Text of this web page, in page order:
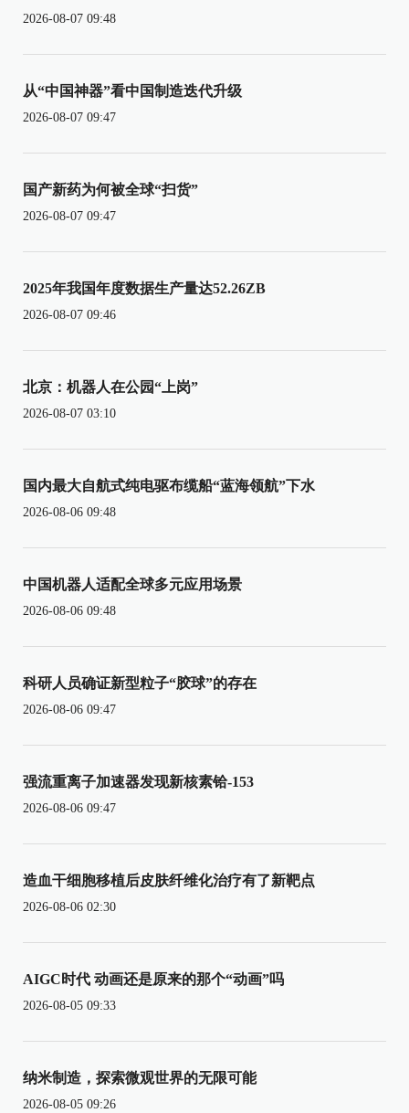
2026-08-07 09:48
从“中国神器”看中国制造迭代升级
2026-08-07 09:47
国产新药为何被全球“扫货”
2026-08-07 09:47
2025年我国年度数据生产量达52.26ZB
2026-08-07 09:46
北京：机器人在公园“上岗”
2026-08-07 03:10
国内最大自航式纯电驱布缆船“蓝海领航”下水
2026-08-06 09:48
中国机器人适配全球多元应用场景
2026-08-06 09:48
科研人员确证新型粒子“胶球”的存在
2026-08-06 09:47
强流重离子加速器发现新核素铪-153
2026-08-06 09:47
造血干细胞移植后皮肤纤维化治疗有了新靶点
2026-08-06 02:30
AIGC时代 动画还是原来的那个“动画”吗
2026-08-05 09:33
纳米制造，探索微观世界的无限可能
2026-08-05 09:26